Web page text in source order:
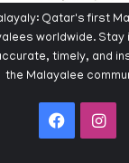
Qatar's first
worldwide. Stay
timely, and
the Malayalee
Facebook